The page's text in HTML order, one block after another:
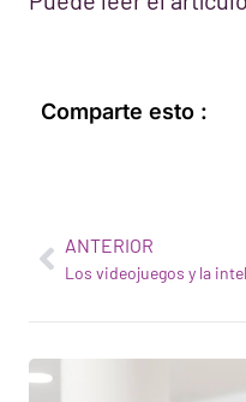
Comparte esto :
ANTERIOR